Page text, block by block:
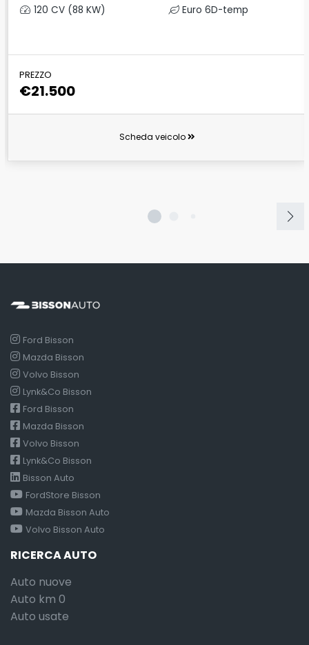
120 CV (88 KW)
Euro 6D-temp
PREZZO
€21.500
Scheda veicolo
Ford Bisson
Mazda Bisson
Volvo Bisson
Lynk&Co Bisson
Ford Bisson
Mazda Bisson
Volvo Bisson
Lynk&Co Bisson
Bisson Auto
FordStore Bisson
Mazda Bisson Auto
Volvo Bisson Auto
RICERCA AUTO
Auto nuove
Auto km 0
Auto usate